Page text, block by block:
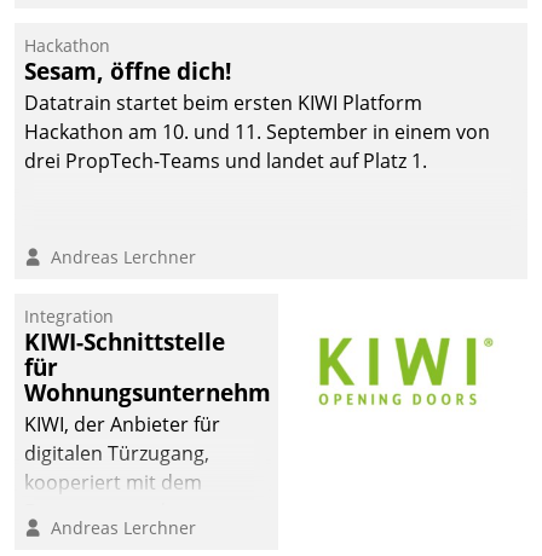
Hackathon
Sesam, öffne dich!
Datatrain startet beim ersten KIWI Platform
Hackathon am 10. und 11. September in einem von
drei PropTech-Teams und landet auf Platz 1.
Andreas Lerchner
Integration
KIWI-Schnittstelle
für
Wohnungsunternehmen
KIWI, der Anbieter für
digitalen Türzugang,
kooperiert mit dem
Softwareentwicklungshaus
Andreas Lerchner